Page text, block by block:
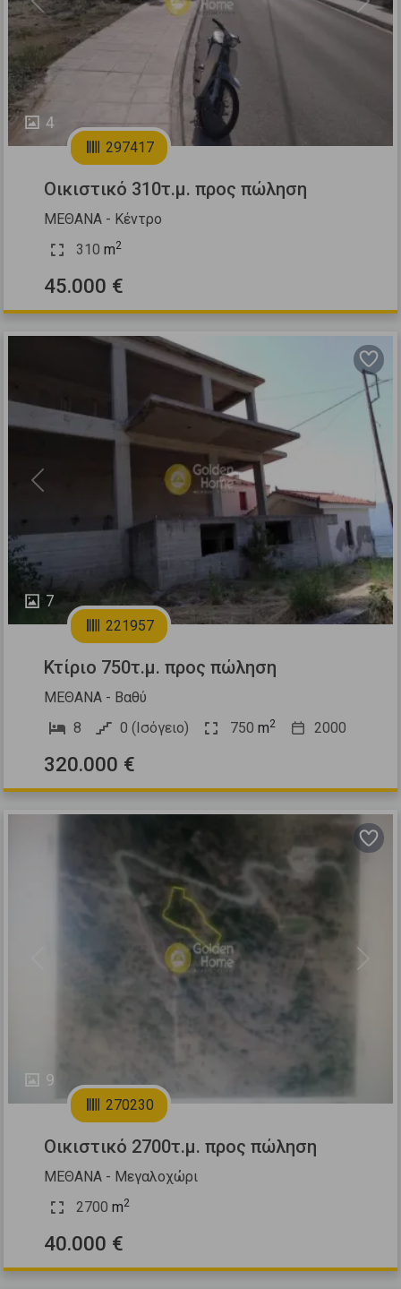
4
Previous Next
297417
Οικιστικό 310τ.μ. προς πώληση
ΜΕΘΑΝΑ - Κέντρο
310 m2
45.000 €
7
Previous Next
221957
Κτίριο 750τ.μ. προς πώληση
ΜΕΘΑΝΑ - Βαθύ
8
0 (Ισόγειο) 750 m2 2000
320.000 €
9
270230
Οικιστικό 2700τ.μ. προς πώληση
ΜΕΘΑΝΑ - Μεγαλοχώρι
2700 m2
40.000 €